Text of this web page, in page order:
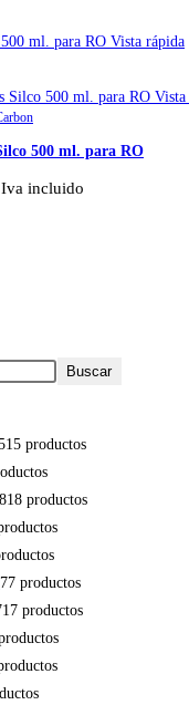
Vista rápida
Vista
500 ml. para RO
Iva incluido
Buscar
15 productos
18 productos
77 productos
17 productos